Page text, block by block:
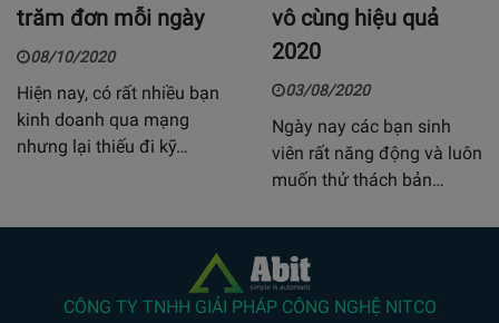
trăm đơn mỗi ngày
08/10/2020
Hiện nay, có rất nhiều bạn
kinh doanh qua mạng
nhưng lại thiếu đi kỹ…
vô cùng hiệu quả
2020
03/08/2020
Ngày nay các bạn sinh
viên rất năng động và luôn
muốn thử thách bản…
CÔNG TY TNHH GIẢI PHÁP CÔNG NGHỆ NITCO